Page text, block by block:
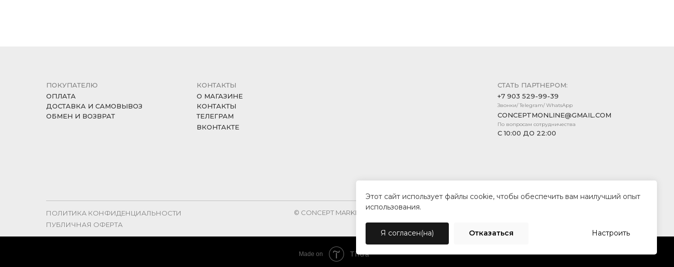
© CONCEPT MARKET, 2026
ПОЛИТИКА КОНФИДЕНЦИАЛЬНОСТИ
СТАТЬ ПАРТНЕРОМ:
+7 903 529-99-39
Звонки/ Telegram/ WhatsApp
CONCEPTMONLINE@GMAIL.COM
По вопросам сотрудничества
С 10:00 ДО 22:00
КОНТАКТЫ
О МАГАЗИНЕ
КОНТАКТЫ
ТЕЛЕГРАМ
ВКОНТАКТЕ
ПОКУПАТЕЛЮ
ОПЛАТА
ДОСТАВКА И САМОВЫВОЗ
ОБМЕН И ВОЗВРАТ
ПУБЛИЧНАЯ ОФЕРТА
Этот сайт использует файлы cookie, чтобы обеспечить вам наилучший опыт
использования.
Я согласен(на) Отказаться Настроить
Made on Tilda